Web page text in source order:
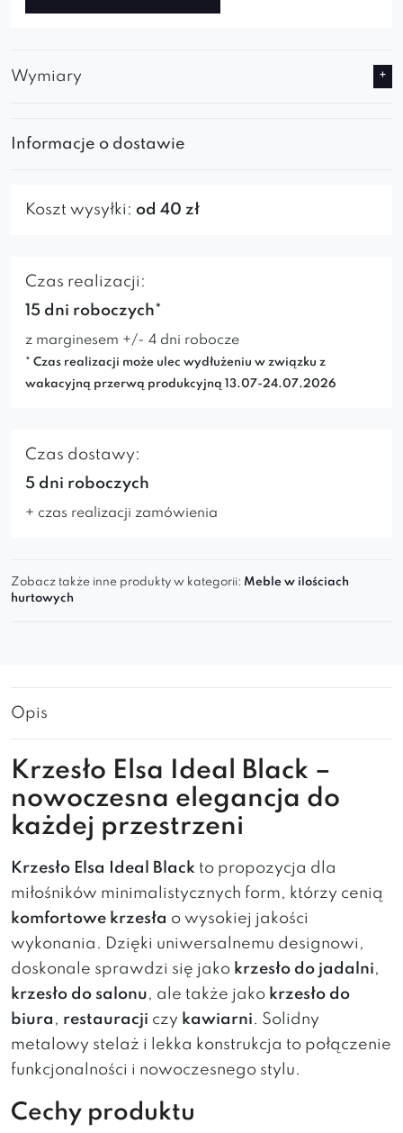
Wymiary
Informacje o dostawie
Koszt wysyłki: od 40 zł
Czas realizacji:
15 dni roboczych*
z marginesem +/- 4 dni robocze
* Czas realizacji może ulec wydłużeniu w związku z
wakacyjną przerwą produkcyjną 13.07-24.07.2026
Czas dostawy:
5 dni roboczych
+ czas realizacji zamówienia
Zobacz także inne produkty w kategorii: Meble w ilościach
hurtowych
Opis
Krzesło Elsa Ideal Black –
nowoczesna elegancja do
każdej przestrzeni
Krzesło Elsa Ideal Black to propozycja dla
miłośników minimalistycznych form, którzy cenią
komfortowe krzesła o wysokiej jakości
wykonania. Dzięki uniwersalnemu designowi,
doskonale sprawdzi się jako krzesło do jadalni,
krzesło do salonu, ale także jako krzesło do
biura , restauracji czy kawiarni. Solidny
metalowy stelaż i lekka konstrukcja to połączenie
funkcjonalności i nowoczesnego stylu.
Cechy produktu